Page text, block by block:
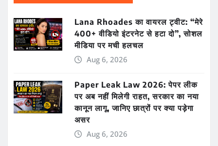
Lana Rhoades का वायरल ट्वीट: “मेरे
400+ वीडियो इंटरनेट से हटा दो”, सोशल
मीडिया पर मची हलचल
Aug 6, 2026
Paper Leak Law 2026: पेपर लीक
पर अब नहीं मिलेगी राहत, सरकार का नया
कानून लागू, जानिए छात्रों पर क्या पड़ेगा
असर
Aug 6, 2026